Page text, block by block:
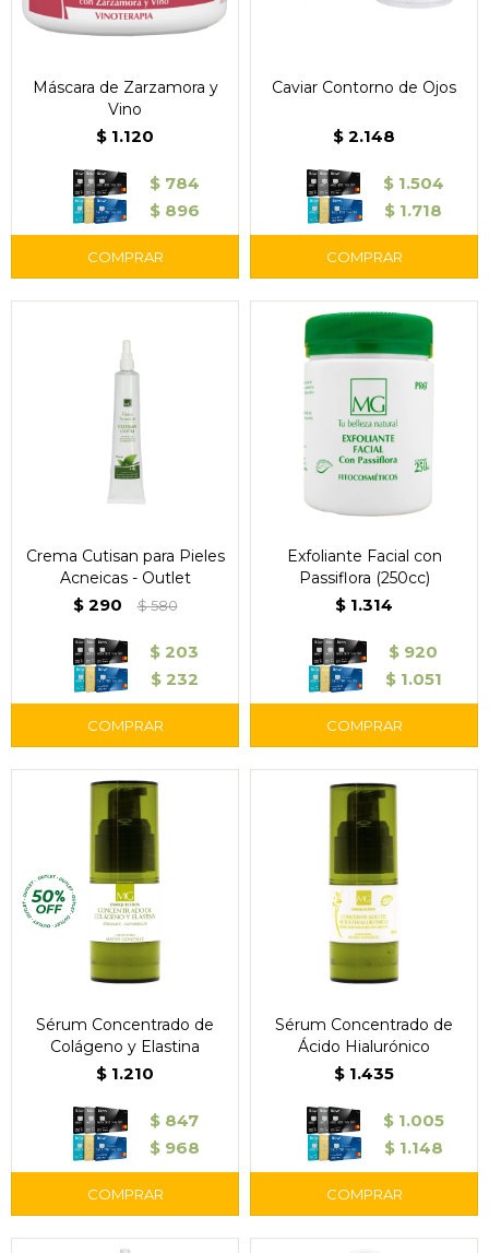
Máscara de Zarzamora y
Vino
$ 1.120
$ 784
$ 896
Caviar Contorno de Ojos
$ 2.148
$ 1.504
$ 1.718
Crema Cutisan para Pieles
Acneicas - Outlet
$ 290 $580
$ 203
$ 232
Exfoliante Facial con
Passiflora (250cc)
$ 1.314
$ 920
$ 1.051
Sérum Concentrado de
Colágeno y Elastina
$ 1.210
$ 847
$ 968
Sérum Concentrado de
Ácido Hialurónico
$ 1.435
$ 1.005
$ 1.148